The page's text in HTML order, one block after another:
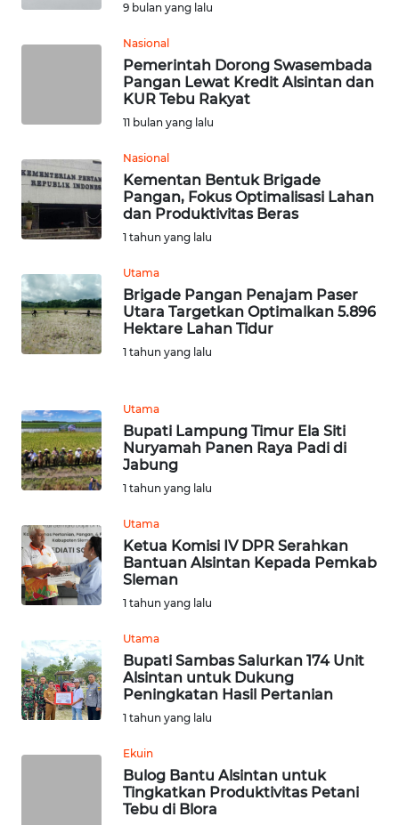
9 bulan yang lalu
Nasional
Pemerintah Dorong Swasembada
Pangan Lewat Kredit Alsintan dan
KUR Tebu Rakyat
11 bulan yang lalu
Nasional
Kementan Bentuk Brigade
Pangan, Fokus Optimalisasi Lahan
dan Produktivitas Beras
1 tahun yang lalu
Utama
Brigade Pangan Penajam Paser
Utara Targetkan Optimalkan 5.896
Hektare Lahan Tidur
1 tahun yang lalu
Utama
Bupati Lampung Timur Ela Siti
Nuryamah Panen Raya Padi di
Jabung
1 tahun yang lalu
Utama
Ketua Komisi IV DPR Serahkan
Bantuan Alsintan Kepada Pemkab
Sleman
1 tahun yang lalu
Utama
Bupati Sambas Salurkan 174 Unit
Alsintan untuk Dukung
Peningkatan Hasil Pertanian
1 tahun yang lalu
Ekuin
Bulog Bantu Alsintan untuk
Tingkatkan Produktivitas Petani
Tebu di Blora
WN
SUMUT
WN
WN
JABAR
WN
WN
NTT
WN
WN
PAPUA
PAPUA
BARAT
WN